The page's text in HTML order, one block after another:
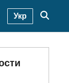
Укр